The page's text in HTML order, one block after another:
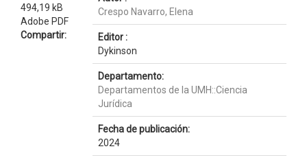
494,19 kB
Adobe PDF
Compartir:
Crespo Navarro, Elena
Editor :
Dykinson
Departamento:
Departamentos de la UMH::Ciencia
Jurídica
Fecha de publicación:
2024